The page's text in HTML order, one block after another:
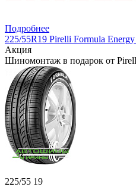
Подробнее
225/55R19 Pirelli Formula
Акция
Шиномонтаж в подарок от
225/55 19